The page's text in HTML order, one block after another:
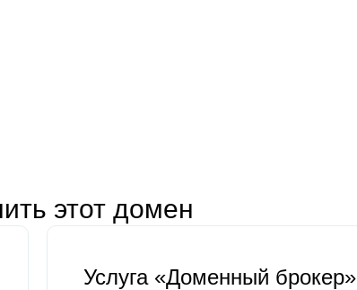
этот домен
Услуга «Доменный брокер»